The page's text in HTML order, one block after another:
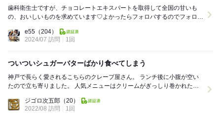
歯科衛生士ですが、チョコレートエキスパートを取得して全国の甘いも
の、おいしいものを求めています♡よかったらフォロバするのでフォロー
e55 （204）
2024/07 訪問
1回
ついついシュガーバターばかり食べてしまう
神戸で長らく愛されるこちらのクレープ屋さん。 ランチ後に小腹が空い
たので立ち寄りました。 人気メニューはクリームがぎっしり巻かれたプ
ジゴロ次五郎 （20）
2022/08 訪問
1回